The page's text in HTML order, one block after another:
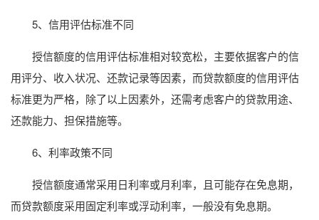
5、信用评估标准不同
授信额度的信用评估标准相对较宽松，主要依据客户的信
用评分、收入状况、还款记录等因素，而贷款额度的信用评估
标准更为严格，除了以上因素外，还需考虑客户的贷款用途、
还款能力、担保措施等。
6、利率政策不同
授信额度通常采用日利率或月利率，且可能存在免息期，
而贷款额度采用固定利率或浮动利率，一般没有免息期。